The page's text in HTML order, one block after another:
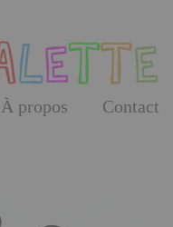
À propos Contact